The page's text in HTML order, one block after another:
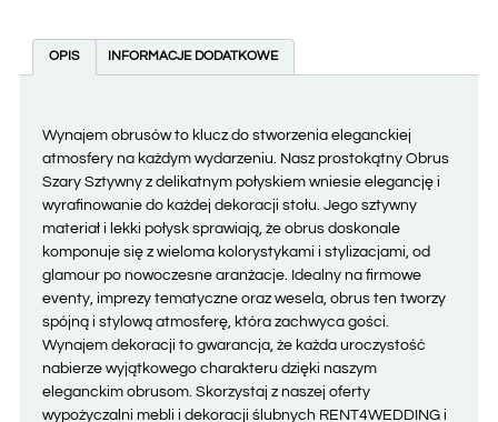
OPIS INFORMACJE DODATKOWE
Wynajem obrusów to klucz do stworzenia eleganckiej
atmosfery na każdym wydarzeniu. Nasz prostokątny Obrus
Szary Sztywny z delikatnym połyskiem wniesie elegancję i
wyrafinowanie do każdej dekoracji stołu. Jego sztywny
materiał i lekki połysk sprawiają, że obrus doskonale
komponuje się z wieloma kolorystykami i stylizacjami, od
glamour po nowoczesne aranżacje. Idealny na firmowe
eventy, imprezy tematyczne oraz wesela, obrus ten tworzy
spójną i stylową atmosferę, która zachwyca gości.
Wynajem dekoracji to gwarancja, że każda uroczystość
nabierze wyjątkowego charakteru dzięki naszym
eleganckim obrusom. Skorzystaj z naszej oferty
wypożyczalni mebli i dekoracji ślubnych RENT4WEDDING i